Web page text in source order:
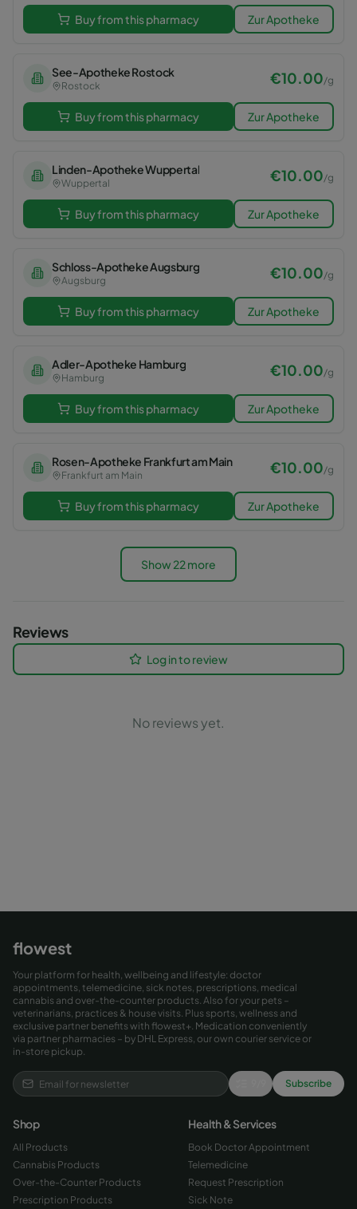
Buy from this pharmacy Zur Apotheke
See-Apotheke Rostock
Rostock €10.00/g
Buy from this pharmacy Zur Apotheke
Linden-Apotheke Wuppertal
Wuppertal €10.00/g
Buy from this pharmacy Zur Apotheke
Schloss-Apotheke Augsburg
Augsburg €10.00/g
Buy from this pharmacy Zur Apotheke
Adler-Apotheke Hamburg
Hamburg €10.00/g
Buy from this pharmacy Zur Apotheke
Rosen-Apotheke Frankfurt am Main
Frankfurt am Main €10.00/g
Buy from this pharmacy Zur Apotheke
Show 22 more
Reviews
Log in to review
No reviews yet.
flowest
Your platform for health, wellbeing and lifestyle: doctor
appointments, telemedicine, sick notes, prescriptions, medical
cannabis and over-the-counter products. Also for your pets –
veterinarians, practices & house visits. Plus sports, wellness and
exclusive partner benefits with flowest+. Medication conveniently
via partner pharmacies – by DHL Express, our own courier service or
in-store pickup.
Subscribe
Shop
All Products
Cannabis Products
Over-the-Counter Products
Prescription Products
Health & Services
Book Doctor Appointment
Telemedicine
Request Prescription
Sick Note